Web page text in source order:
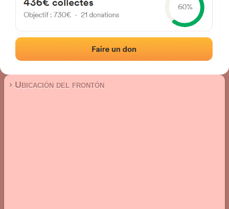
Plaza Mayor 1 España
Frontón de plaza libre
Localización|Fotos|Comentarios y reseñas
› Ubicación del frontón